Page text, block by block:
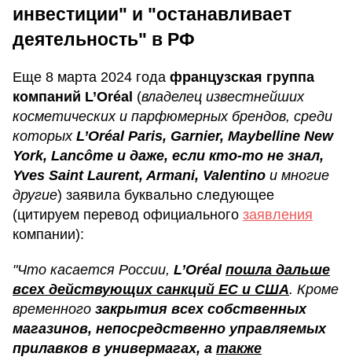
инвестиции" и "останавливает
деятельность" в РФ
Еще 8 марта 2024 года французская группа
компаний L’Oréal (владелец известнейших
косметических и парфюмерных брендов, среди
которых L’Oréal Paris, Garnier, Maybelline New
York, Lancôme и даже, если кто-то не знал,
Yves Saint Laurent, Armani, Valentino и многие
другие) заявила буквально следующее
(цитируем перевод официального заявления
компании):
"Что касается России, L’Oréal пошла дальше
всех действующих санкций ЕС и США. Кроме
временного закрытия всех собственных
магазинов, непосредственно управляемых
прилавков в универмагах, а также